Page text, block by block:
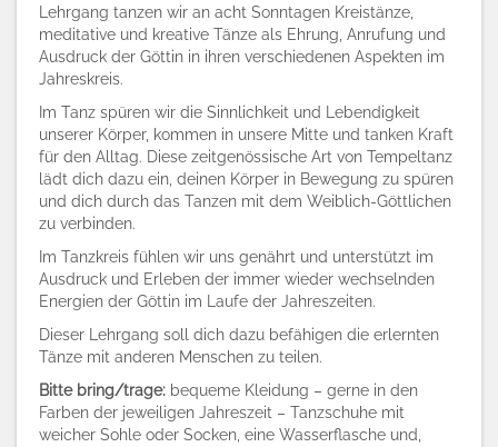
Lehrgang tanzen wir an acht Sonntagen Kreistänze,
meditative und kreative Tänze als Ehrung, Anrufung und
Ausdruck der Göttin in ihren verschiedenen Aspekten im
Jahreskreis.
Im Tanz spüren wir die Sinnlichkeit und Lebendigkeit
unserer Körper, kommen in unsere Mitte und tanken Kraft
für den Alltag. Diese zeitgenössische Art von Tempeltanz
lädt dich dazu ein, deinen Körper in Bewegung zu spüren
und dich durch das Tanzen mit dem Weiblich-Göttlichen
zu verbinden.
Im Tanzkreis fühlen wir uns genährt und unterstützt im
Ausdruck und Erleben der immer wieder wechselnden
Energien der Göttin im Laufe der Jahreszeiten.
Dieser Lehrgang soll dich dazu befähigen die erlernten
Tänze mit anderen Menschen zu teilen.
Bitte bring/trage: bequeme Kleidung – gerne in den
Farben der jeweiligen Jahreszeit – Tanzschuhe mit
weicher Sohle oder Socken, eine Wasserflasche und,